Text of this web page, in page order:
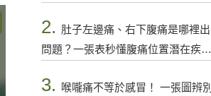
2. 肚子左邊痛、右下腹痛是哪裡出
問題？一張表秒懂腹痛位置潛在疾病
3.
喉嚨痛不等於感冒！ 一張圖辨別